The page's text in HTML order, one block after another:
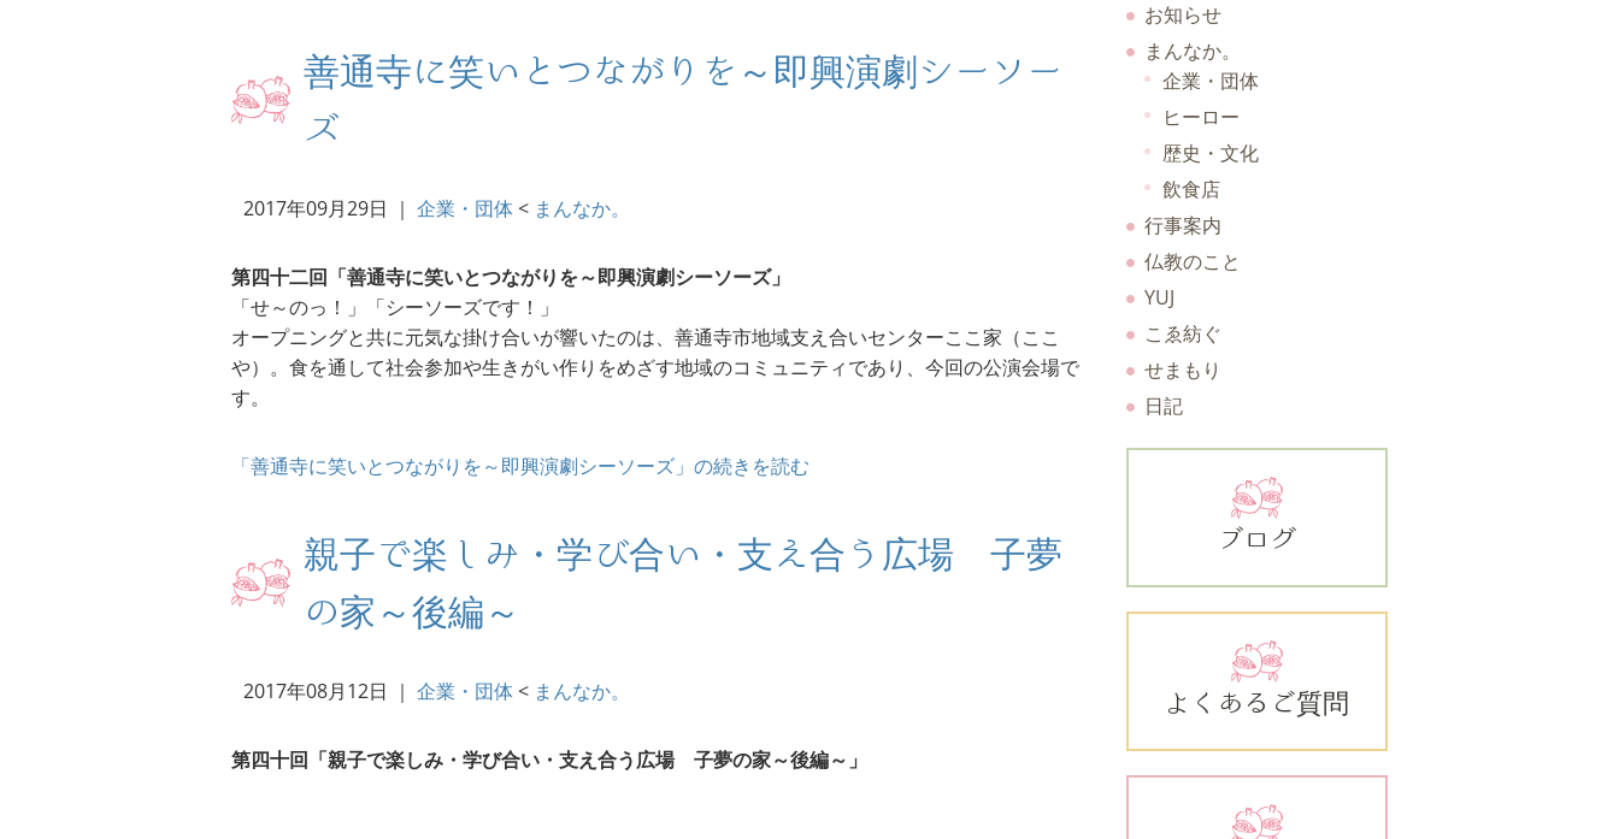
善通寺に笑いとつながりを～即興演劇シーソー
ズ
2017年09月29日 ｜ 企業・団体< まんなか。
第四十二回「善通寺に笑いとつながりを～即興演劇シーソーズ」
「せ～のっ！」「シーソーズです！」
オープニングと共に元気な掛け合いが響いたのは、善通寺市地域支え合いセンターここ家（ここ
や）。食を通して社会参加や生きがい作りをめざす地域のコミュニティであり、今回の公演会場で
す。
「善通寺に笑いとつながりを～即興演劇シーソーズ」の続きを読む
親子で楽しみ・学び合い・支え合う広場 子夢
の家～後編～
2017年08月12日 ｜ 企業・団体< まんなか。
第四十回「親子で楽しみ・学び合い・支え合う広場 子夢の家～後編～」
お知らせ
まんなか。
企業・団体
ヒーロー
歴史・文化
飲食店
行事案内
仏教のこと
YUJ
こゑ紡ぐ
せまもり
日記
ブログ
よくあるご質問